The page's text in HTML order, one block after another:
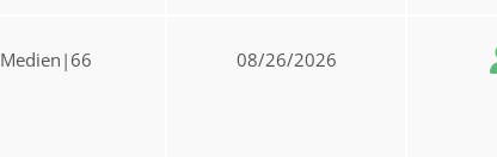
Medien|66 08/26/2026